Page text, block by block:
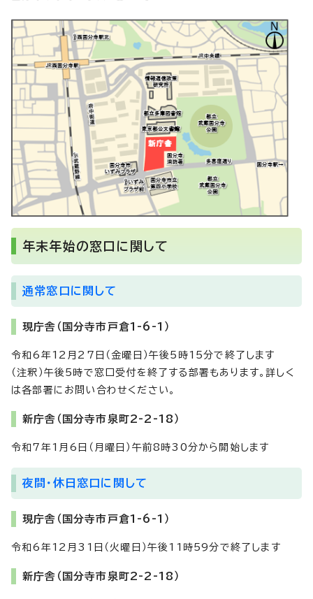
年末年始の窓口に関して
通常窓口に関して
現庁舎（国分寺市戸倉1-6-1）
令和6年12月27日（金曜日）午後5時15分で終了します
（注釈）午後5時で窓口受付を終了する部署もあります。詳しく
は各部署にお問い合わせください。
新庁舎（国分寺市泉町2-2-18）
令和7年1月6日（月曜日）午前8時30分から開始します
夜間・休日窓口に関して
現庁舎（国分寺市戸倉1-6-1）
令和6年12月31日（火曜日）午後11時59分で終了します
新庁舎（国分寺市泉町2-2-18）